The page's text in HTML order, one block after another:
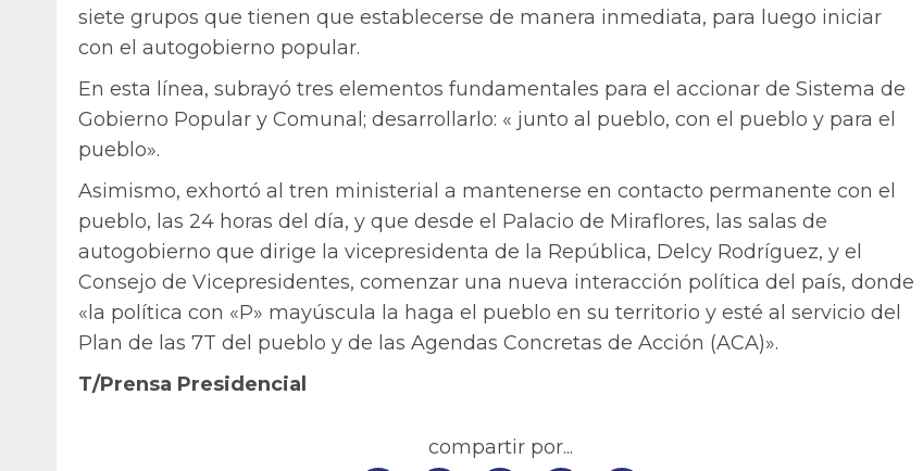
siete grupos que tienen que establecerse de manera inmediata, para luego iniciar
con el autogobierno popular.
En esta línea, subrayó tres elementos fundamentales para el accionar de Sistema de
Gobierno Popular y Comunal; desarrollarlo: « junto al pueblo, con el pueblo y para el
pueblo».
Asimismo, exhortó al tren ministerial a mantenerse en contacto permanente con el
pueblo, las 24 horas del día, y que desde el Palacio de Miraflores, las salas de
autogobierno que dirige la vicepresidenta de la República, Delcy Rodríguez, y el
Consejo de Vicepresidentes, comenzar una nueva interacción política del país, donde
«la política con «P» mayúscula la haga el pueblo en su territorio y esté al servicio del
Plan de las 7T del pueblo y de las Agendas Concretas de Acción (ACA)».
T/Prensa Presidencial
compartir por...